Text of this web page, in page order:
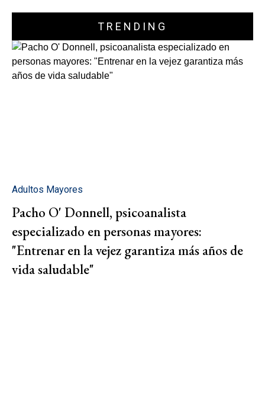
TRENDING
Adultos Mayores
Pacho O' Donnell, psicoanalista
especializado en personas mayores:
"Entrenar en la vejez garantiza más años de
vida saludable"